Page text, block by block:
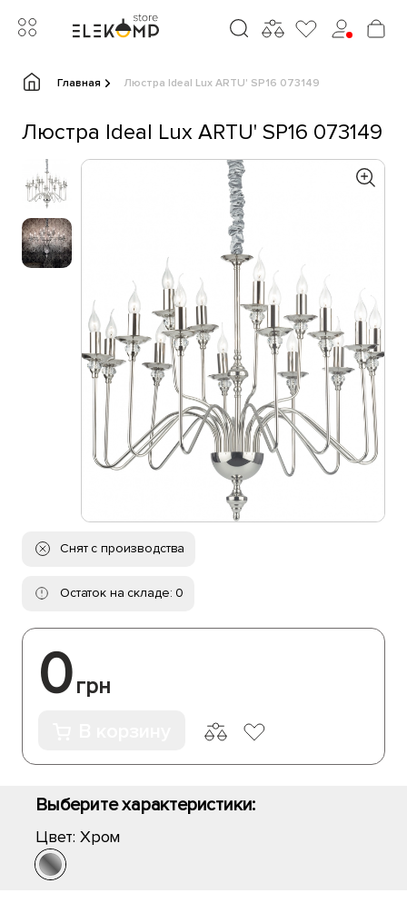
Главная Люстра Ideal Lux ARTU' SP16 073149
Люстра Ideal Lux ARTU' SP16 073149
Снят с производства
Остаток на складе: 0
0грн
Выберите характеристики:
Цвет: Хром